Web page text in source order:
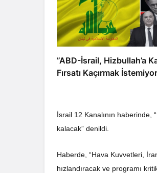
​​​​​​​”ABD-İsrail, Hizbullah’a
Fırsatı Kaçırmak
İsrail 12 Kanalının haberinde,
kalacak” denildi.
Haberde, “Hava Kuvvetleri,
hızlandıracak ve programı